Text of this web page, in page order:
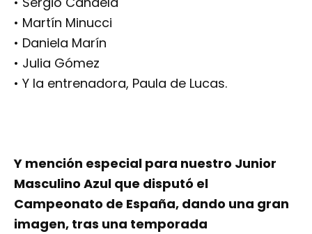
• Martín Minucci
• Daniela Marín
• Julia Gómez
• Y la entrenadora, Paula de Lucas.
Y mención especial para nuestro Junior
Masculino Azul que disputó el
Campeonato de España, dando una gran
imagen, tras una temporada